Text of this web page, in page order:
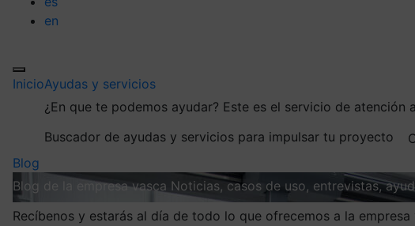
en
InicioAyudas y servicios
¿En que te podemos ayudar? Este es el servicio de atención
Buscador de ayudas y servicios para impulsar tu proyecto
Blog
Blog de la empresa vasca Noticias, casos de uso, entrevistas,
Recíbenos y estarás al día de todo lo que ofrecemos a la empresa